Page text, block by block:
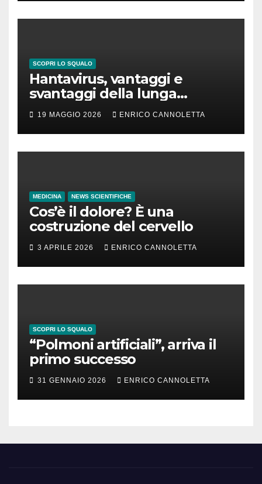
SCOPRI LO SQUALO
Hantavirus, vantaggi e
svantaggi della lunga
incubazione
19 MAGGIO 2026 ENRICO CANNOLETTA
MEDICINA NEWS SCIENTIFICHE
Cos’è il dolore? È una
costruzione del cervello
3 APRILE 2026 ENRICO CANNOLETTA
SCOPRI LO SQUALO
“Polmoni artificiali”, arriva il
primo successo
31 GENNAIO 2026 ENRICO CANNOLETTA